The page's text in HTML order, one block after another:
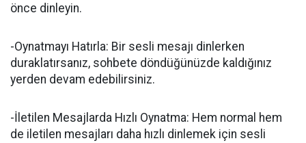
önce dinleyin.
-Oynatmayı Hatırla: Bir sesli mesajı dinlerken
duraklatırsanız, sohbete döndüğünüzde kaldığınız
yerden devam edebilirsiniz.
-İletilen Mesajlarda Hızlı Oynatma: Hem normal hem
de iletilen mesajları daha hızlı dinlemek için sesli